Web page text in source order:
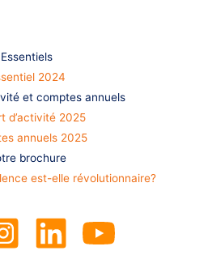
Essentiels
2024
et comptes annuels
d’activité 2025
annuels 2025
brochure
est-elle révolutionnaire?